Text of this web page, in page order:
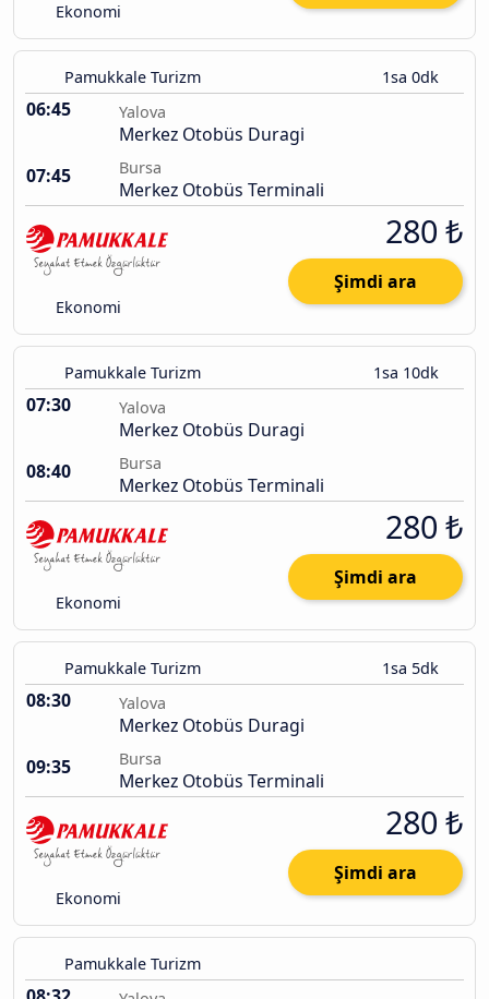
Ekonomi
Pamukkale Turizm 1sa 0dk
06:45 Yalova
Merkez Otobüs Duragi
07:45
Bursa
Merkez Otobüs Terminali
Ekonomi
280 ₺
Şimdi ara
Pamukkale Turizm 1sa 10dk
07:30 Yalova
Merkez Otobüs Duragi
08:40
Bursa
Merkez Otobüs Terminali
Ekonomi
280 ₺
Şimdi ara
Pamukkale Turizm 1sa 5dk
08:30 Yalova
Merkez Otobüs Duragi
09:35
Bursa
Merkez Otobüs Terminali
Ekonomi
280 ₺
Şimdi ara
Pamukkale Turizm